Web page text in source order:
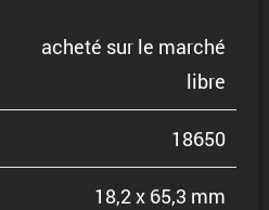
acheté sur le marché
libre
18650
18,2 x 65,3 mm